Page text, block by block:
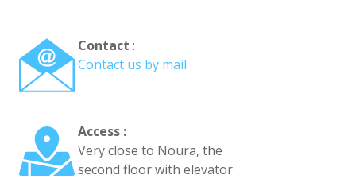
Contact :
Contact us by mail
Access :
Very close to Noura, the
second floor with elevator